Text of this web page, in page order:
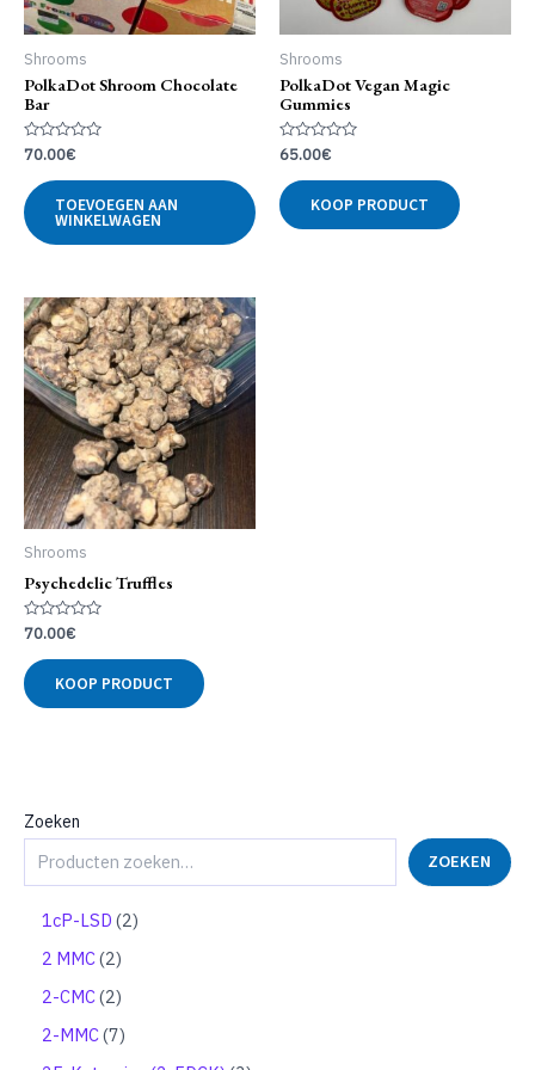
Zoeken
ZOEKEN
1cP-LSD 22
2 MMC 22
r
o
2-CMC 22
r
2-MMC 77
Shrooms
PolkaDot Shroom Chocolate
Bar
Gewaardeerd
5
70.00€
TOEVOEGEN AAN
WINKELWAGEN
Shrooms
PolkaDot Vegan Magic
Gummies
Gewaardeerd
uit
5
65.00€
KOOP PRODUCT
Shrooms
Psychedelic Truffles
Gewaardeerd
0
uit
5
70.00€
KOOP PRODUCT